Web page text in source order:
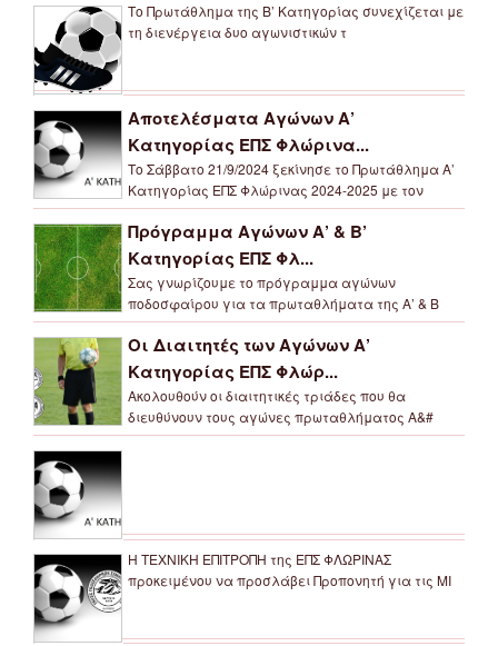
Το Πρωτάθλημα της Β’ Κατηγορίας συνεχίζεται με
τη διενέργεια δυο αγωνιστικών τ
Αποτελέσματα Αγώνων Α’
Κατηγορίας ΕΠΣ Φλώρινα...
Το Σάββατο 21/9/2024 ξεκίνησε το Πρωτάθλημα Α’
Κατηγορίας ΕΠΣ Φλώρινας 2024-2025 με τον
Πρόγραμμα Αγώνων Α’ & Β’
Κατηγορίας ΕΠΣ Φλ...
Σας γνωρίζουμε το πρόγραμμα αγώνων
ποδοσφαίρου για τα πρωταθλήματα της Α’ & Β
Οι Διαιτητές των Αγώνων Α’
Κατηγορίας ΕΠΣ Φλώρ...
Ακολουθούν οι διαιτητικές τριάδες που θα
διευθύνουν τους αγώνες πρωταθλήματος Α&#
Η ΤΕΧΝΙΚΗ ΕΠΙΤΡΟΠΗ της ΕΠΣ ΦΛΩΡΙΝΑΣ
προκειμένου να προσλάβει Προπονητή για τις ΜΙ